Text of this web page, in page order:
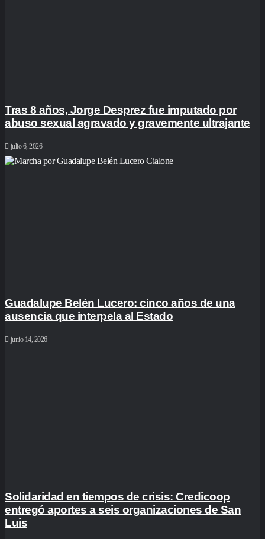
Tras 8 años, Jorge Desprez fue imputado por
abuso sexual agravado y gravemente ultrajante
julio 6, 2026
Guadalupe Belén Lucero: cinco años de una
ausencia que interpela al Estado
junio 14, 2026
Solidaridad en tiempos de crisis: Credicoop
entregó aportes a seis organizaciones de San
Luis